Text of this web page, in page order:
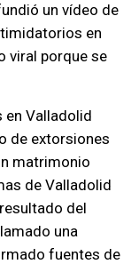
un vídeo de
en
viral porque se
en Valladolid
de extorsiones
matrimonio
de Valladolid
del
una
fuentes de